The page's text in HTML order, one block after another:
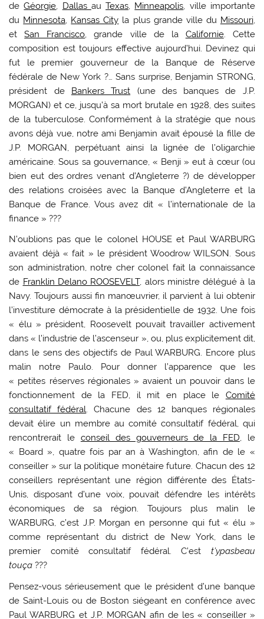
deGéorgie, Dallas auTexas, Minneapolis, ville importante
du Minnesota, Kansas City la plus grande ville du Missouri,
etSan Francisco, grande ville de la Californie. Cette
composition est toujours effective aujourd’hui. Devinez qui
fut le premier gouverneur de la Banque de Réserve
fédérale de New York ?… Sans surprise, Benjamin STRONG,
président de Bankers Trust (une des banques de J.P.
MORGAN) et ce, jusqu’à sa mort brutale en 1928, des suites
de la tuberculose. Conformément à la stratégie que nous
avons déjà vue, notre ami Benjamin avait épousé la fille de
J.P. MORGAN, perpétuant ainsi la lignée de l’oligarchie
américaine. Sous sa gouvernance, « Benji » eut à cœur (ou
bien eut des ordres venant d’Angleterre ?) de développer
des relations croisées avec la Banque d’Angleterre et la
Banque de France. Vous avez dit « l’internationale de la
finance » ???
N’oublions pas que le colonel HOUSE et Paul WARBURG
avaient déjà « fait » le président Woodrow WILSON. Sous
son administration, notre cher colonel fait la connaissance
de Franklin Delano ROOSEVELT, alors ministre délégué à la
Navy. Toujours aussi fin manœuvrier, il parvient à lui obtenir
l’investiture démocrate à la présidentielle de 1932. Une fois
« élu » président, Roosevelt pouvait travailler activement
dans « l’industrie de l’ascenseur », ou, plus explicitement dit,
dans le sens des objectifs de Paul WARBURG. Encore plus
malin notre Paulo. Pour donner l’apparence que les
« petites réserves régionales » avaient un pouvoir dans le
fonctionnement de la FED, il mit en place le Comité
consultatif fédéral. Chacune des 12 banques régionales
devait élire un membre au comité consultatif fédéral, qui
rencontrerait le conseil des gouverneurs de la FED, le
« Board », quatre fois par an à Washington, afin de le «
conseiller » sur la politique monétaire future. Chacun des 12
conseillers représentant une région différente des États-
Unis, disposant d’une voix, pouvait défendre les intérêts
économiques de sa région. Toujours plus malin le
WARBURG, c’est J.P. Morgan en personne qui fut « élu »
comme représentant du district de New York, dans le
premier comité consultatif fédéral. C’est t’ypasbeau
touça ???
Pensez-vous sérieusement que le président d’une banque
de Saint-Louis ou de Boston siégeant en conférence avec
Paul WARBURG et J.P. MORGAN afin de les « conseiller »